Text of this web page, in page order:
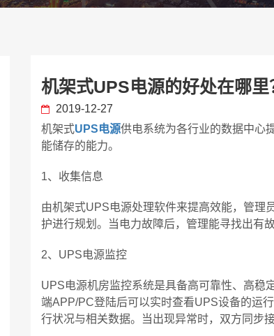
机架式UPS电源的好处在哪里
2019-12-27
机架式UPS电源供电系统为各行业的数据中心
能储存的能力。
1、收集信息
由机架式UPS电源处理软件来提高效能，管理
护进行规划。当电力故障后，管理能寻找出有
2、UPS电源监控
UPS电源机房监控系统是具备高可靠性、高稳
端APP/PC登陆后可以实时查看UPS设备的运
行状况与相关数据。当出现异常时，双方同步